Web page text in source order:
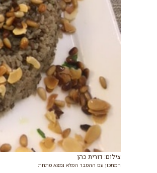
צילום: דורית כהן
המתכון עם ההסבר המלא נמצא מתחת